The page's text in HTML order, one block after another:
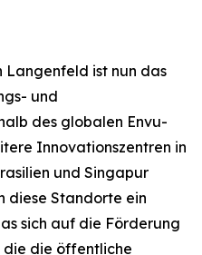
Langenfeld ist nun das
und
des globalen Envu-
Innovationszentren in
und Singapur
diese Standorte ein
sich auf die Förderung
die die öffentliche